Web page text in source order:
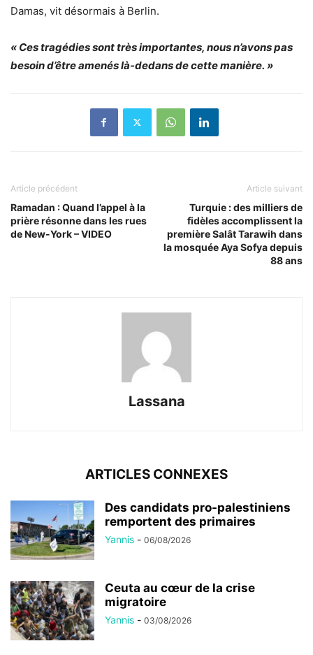
Damas, vit désormais à Berlin.
« Ces tragédies sont très importantes, nous n’avons pas
besoin d’être amenés là-dedans de cette manière. »
Article précédent
Ramadan : Quand l’appel à la
prière résonne dans les rues
de New-York – VIDEO
Article suivant
Turquie : des milliers de
fidèles accomplissent la
première Salât Tarawih dans
la mosquée Aya Sofya depuis
88 ans
Lassana
ARTICLES CONNEXES
Des candidats pro-palestiniens
remportent des primaires
Yannis - 06/08/2026
Ceuta au cœur de la crise
migratoire
Yannis - 03/08/2026